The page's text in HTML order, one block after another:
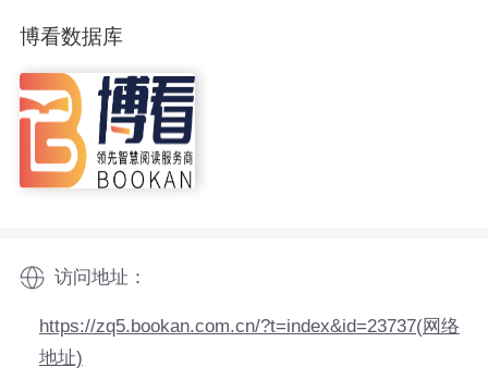
博看数据库
访问地址：
https://zq5.bookan.com.cn/?t=index&id=23737(网络
地址)